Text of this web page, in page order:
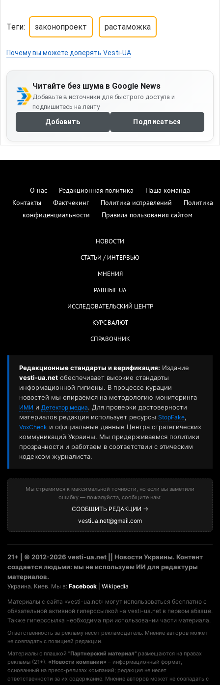
Теги: законопроект растаможка
Почему вы можете доверять Vesti-UA
Читайте без шума в Google News
Добавьте в источники для быстрого доступа и
подпишитесь на ленту
Добавить Подписаться
О нас Редакционная политика
Наша команда
Контакты
Фактчекинг Политика исправлений
Политика
конфиденциальности
Правила пользования сайтом
НОВОСТИ
СТАТЬИ / ИНТЕРВЬЮ
МНЕНИЯ
РАВНЫЕ.UA
ИССЛЕДОВАТЕЛЬСКИЙ ЦЕНТР
КУРС ВАЛЮТ
СПРАВОЧНИК
Редакционные стандарты и верификация: Издание
vesti-ua.net обеспечивает высокие стандарты
информационной гигиены. В процессе курации
новостей мы опираемся на методологию мониторинга
ИМИ и Детектор медиа. Для проверки достоверности
материалов редакция использует ресурсы StopFake,
VoxCheck и официальные данные Центра стратегических
коммуникаций Украины. Мы придерживаемся политики
прозрачности и работаем в соответствии с этическим
кодексом журналиста.
Мы стремимся к максимальной точности, но если вы заметили
ошибку — пожалуйста, сообщите нам:
СООБЩИТЬ РЕДАКЦИИ →
vestiua.net@gmail.com
21+ | © 2012-2026 vesti-ua.net || Новости Украины. Контент
создается людьми: мы не используем ИИ для редактуры
материалов.
Украина. Киев. Мы в: Facebook Wikipedia
Материалы с сайта «vesti-ua.net» могут использоваться бесплатно с
обязательной активной гиперссылкой на vesti-ua.net в первом абзаце.
Также гиперссылка необходима при использовании части материала.
Ответственность за рекламу несет рекламодатель. Мнение авторов может
не совпадать с позицией редакции.
Материалы с плашкой "Партнерский материал" размещаются на правах
рекламы (21+). «Новости компании» – информационный формат,
основанный на пресс-релизах компаний; редакция не несет
ответственности за их содержание. Мнение авторов может не совпадать с